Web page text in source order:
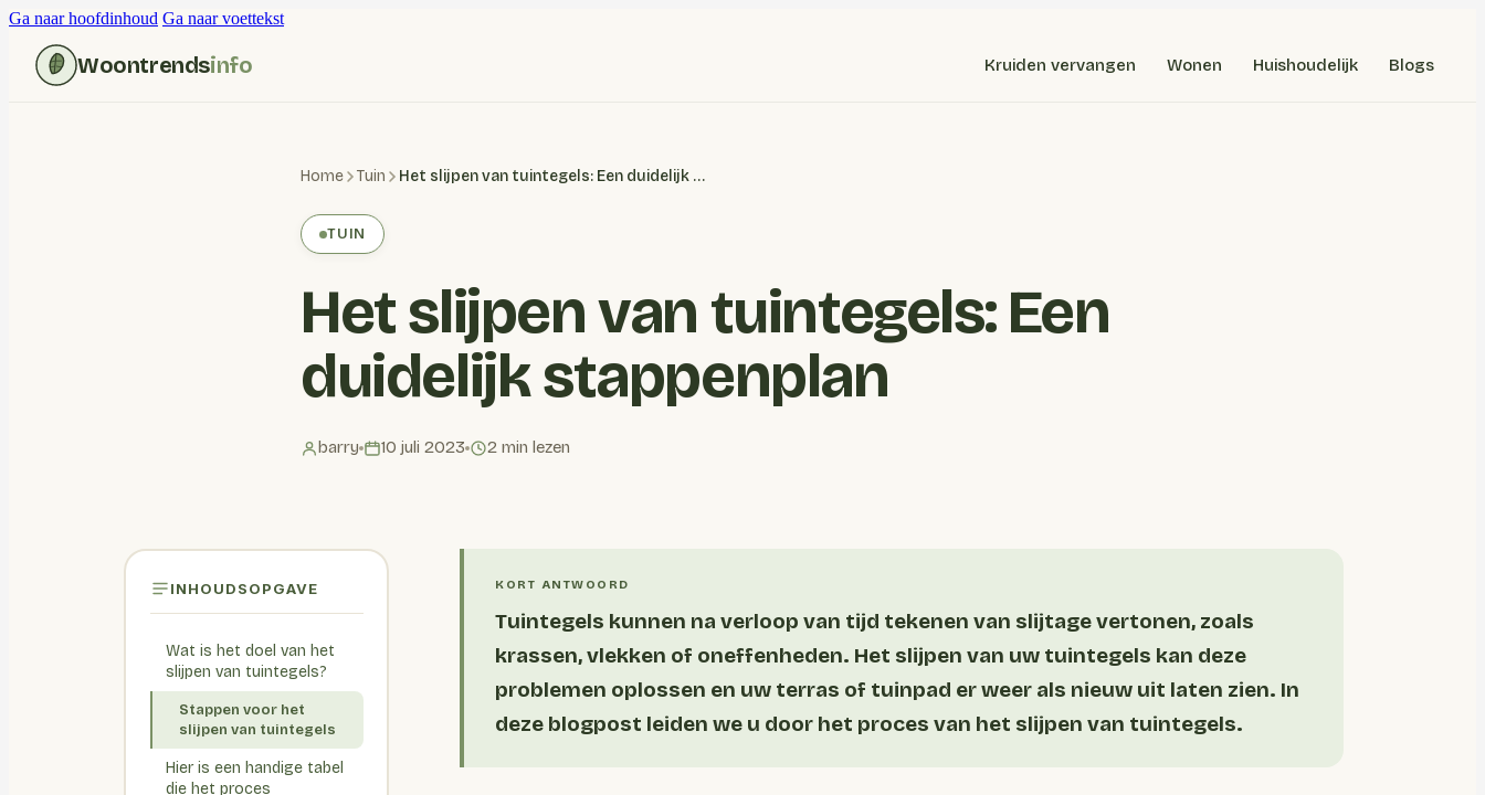
Ga naar hoofdinhoud Ga naar voettekst
Woontrendsinfo Kruiden vervangen Wonen Huishoudelijk Blogs
Home Tuin Het slijpen van tuintegels: Een duidelijk stappenplan
TUIN
Het slijpen van tuintegels: Een
duidelijk stappenplan
barry 10 juli 2023 2 min lezen
INHOUDSOPGAVE
Wat is het doel van het
slijpen van tuintegels?
Stappen voor het
slijpen van tuintegels
Hier is een handige tabel
die het proces
Tuintegels kunnen na verloop van tijd tekenen van slijtage vertonen, zoals
krassen, vlekken of oneffenheden. Het slijpen van uw tuintegels kan deze
problemen oplossen en uw terras of tuinpad er weer als nieuw uit laten zien. In
deze blogpost leiden we u door het proces van het slijpen van tuintegels.